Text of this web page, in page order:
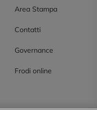
Area Stampa
Contatti
Governance
Frodi online